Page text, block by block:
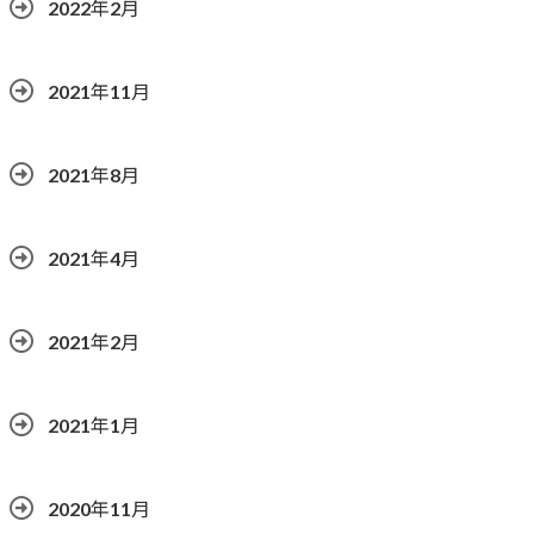
2022年2月
2021年11月
2021年8月
2021年4月
2021年2月
2021年1月
2020年11月